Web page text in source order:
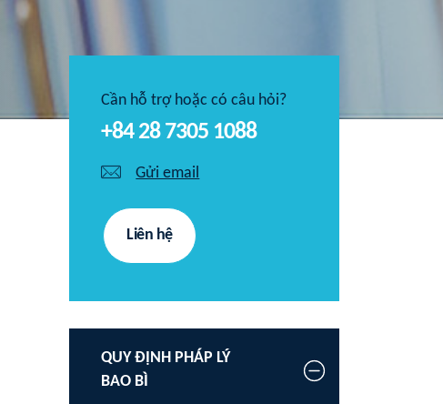
Cần hỗ trợ hoặc có câu hỏi?
+84 28 7305 1088
Gửi email
Liên hệ
QUY ĐỊNH PHÁP LÝ
BAO BÌ